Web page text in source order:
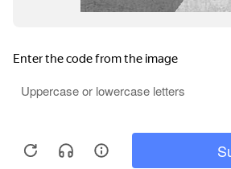
Пн-Пт: 9:00 - 18:00
Публичная оферта
Согласие на получение рекламных материалов
Пользовательское соглашение